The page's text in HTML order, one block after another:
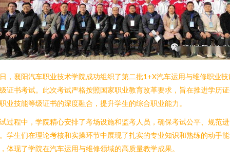
，襄阳汽车职业技术学院成功组织了第二批1+X汽车运用与维修职业技
证书考试。此次考试严格按照国家职业教育改革要求，旨在推进学历
业技能等级证书的深度融合，提升学生的综合职业能力。
过程中，学院精心安排了考场设施和监考人员，确保考试公平、规范进
学生们在理论考核和实操环节中展现了扎实的专业知识和熟练的动手能
体现了学院在汽车运用与维修领域的高质量教学成果。